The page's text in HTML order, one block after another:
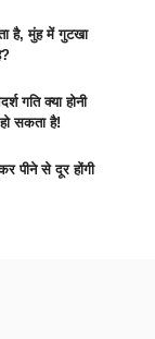
है, मुंह में गुटखा
गति क्या होनी
हो सकता है!
पीने से दूर होंगी